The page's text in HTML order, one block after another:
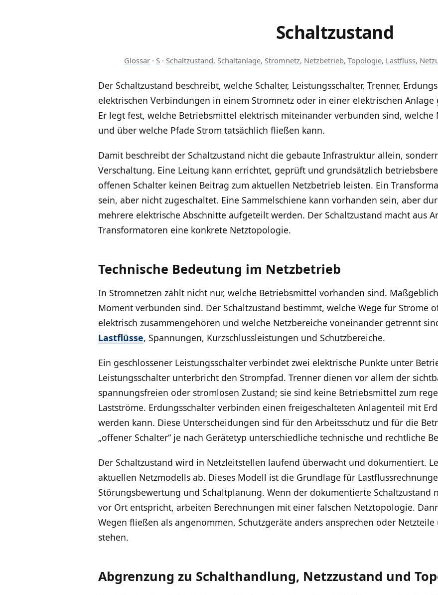
Schaltzustand
Glossar· S· Schaltzustand, Schaltanlage, Stromnetz, Netzbetrieb, Topologie, Lastfluss,
Der Schaltzustand beschreibt, welche Schalter, Leistungsschalter, Trenner,
elektrischen Verbindungen in einem Stromnetz oder in einer elektrischen
Er legt fest, welche Betriebsmittel elektrisch miteinander verbunden sind,
und über welche Pfade Strom tatsächlich fließen kann.
Damit beschreibt der Schaltzustand nicht die gebaute Infrastruktur allein,
Verschaltung. Eine Leitung kann errichtet, geprüft und grundsätzlich
offenen Schalter keinen Beitrag zum aktuellen Netzbetrieb leisten. Ein
sein, aber nicht zugeschaltet. Eine Sammelschiene kann vorhanden sein, aber
mehrere elektrische Abschnitte aufgeteilt werden. Der Schaltzustand macht aus
Transformatoren eine konkrete Netztopologie.
Technische Bedeutung im Netzbetrieb
In Stromnetzen zählt nicht nur, welche Betriebsmittel vorhanden sind.
Moment verbunden sind. Der Schaltzustand bestimmt, welche Wege für Ströme
elektrisch zusammengehören und welche Netzbereiche voneinander getrennt
Lastflüsse, Spannungen, Kurzschlussleistungen und Schutzbereiche.
Ein geschlossener Leistungsschalter verbindet zwei elektrische Punkte unter
Leistungsschalter unterbricht den Strompfad. Trenner dienen vor allem der
spannungsfreien oder stromlosen Zustand; sie sind keine Betriebsmittel zum
Lastströme. Erdungsschalter verbinden einen freigeschalteten Anlagenteil mit
werden kann. Diese Unterscheidungen sind für den Arbeitsschutz und für die
„offener Schalter“ je nach Gerätetyp unterschiedliche technische und rechtliche
Der Schaltzustand wird in Netzleitstellen laufend überwacht und dokumentiert.
aktuellen Netzmodells ab. Dieses Modell ist die Grundlage für
Störungsbewertung und Schaltplanung. Wenn der dokumentierte Schaltzustand
vor Ort entspricht, arbeiten Berechnungen mit einer falschen Netztopologie.
Wegen fließen als angenommen, Schutzgeräte anders ansprechen oder
stehen.
Abgrenzung zu Schalthandlung, Netzzustand und